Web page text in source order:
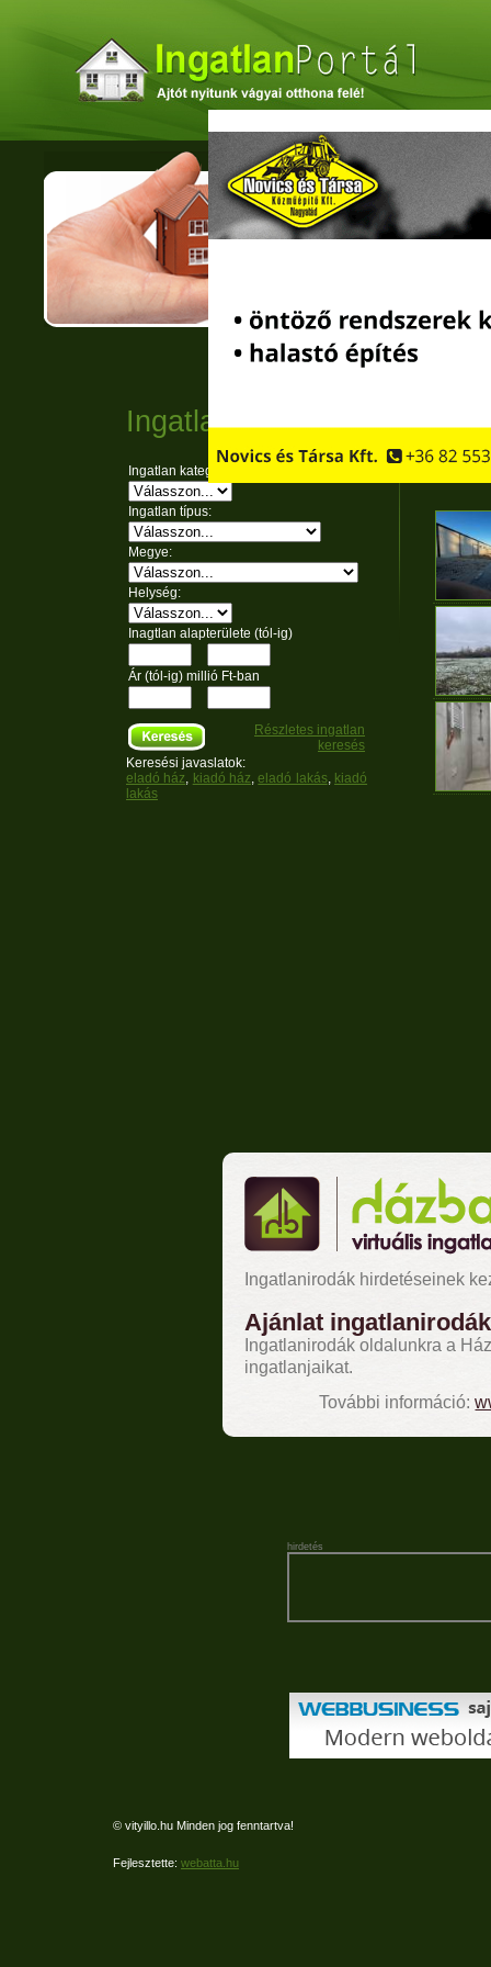
Túladna rajna?
Ingatlan kereső
Ingatlan kategória:
Ingatlan típus:
Megye:
Helység:
Inagtlan alapterülete (tól-ig)
Ár (tól-ig) millió Ft-ban
Részletes ingatlan
keresés
Keresési javaslatok:
eladó ház, kiadó ház,eladó lakás, kiadó
lakás
Ingatlanirodák hirdetéseinek
Ajánlat
Ingatlanirodák oldalunkra a
ingatlanjaikat.
További információ:
hirdetés
© vityillo.hu Minden jog fenntartva!
Fejlesztette: webatta.hu